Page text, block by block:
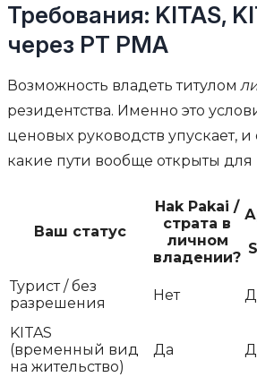
Требования: KITAS,
через PT PMA
Возможность владеть титулом
резидентства. Именно это
ценовых руководств упускает,
какие пути вообще открыты для
Ваш статус
Hak Pakai /
страта в
личном
владении?
Турист / без
разрешения
Нет
KITAS
(временный вид
на жительство)
Да